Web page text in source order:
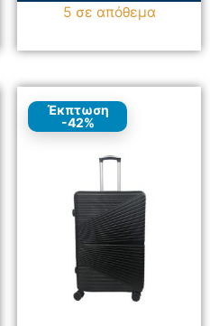
5 σε απόθεμα
Έκπτωση
-42%